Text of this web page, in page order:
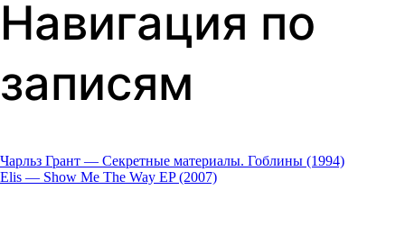
Навигация по
записям
Чарльз Грант — Секретные материалы. Гоблины (1994)
Elis — Show Me The Way EP (2007)